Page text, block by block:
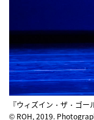
『ウィズイン・ザ・ゴー
© ROH, 2019.